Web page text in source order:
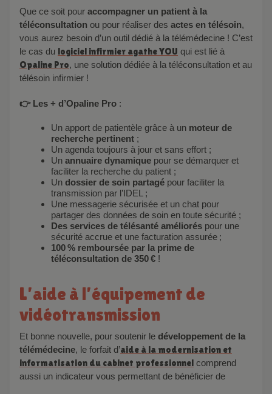
Que ce soit pour accompagner un patient à la
téléconsultation ou pour réaliser des actes en télésoin,
vous aurez besoin d’un outil dédié à la télémédecine ! C’est
le cas du logiciel infirmier agathe YOU qui est lié à
Opaline Pro, une solution dédiée à la téléconsultation et au
télésoin infirmier !
👉 Les + d’Opaline Pro :
Un apport de patientèle grâce à un moteur de
recherche pertinent ;
Un agenda toujours à jour et sans effort ;
Un annuaire dynamique pour se démarquer et
faciliter la recherche du patient ;
Un dossier de soin partagé pour faciliter la
transmission par l’IDEL ;
Une messagerie sécurisée et un chat pour
partager des données de soin en toute sécurité ;
Des services de télésanté améliorés pour une
sécurité accrue et une facturation assurée ;
100 % remboursée par la prime de
téléconsultation de 350 € !
L’aide à l’équipement de
vidéotransmission
Et bonne nouvelle, pour soutenir le développement de la
télémédecine, le forfait d’aide à la modernisation et
informatisation du cabinet professionnel comprend
aussi un indicateur vous permettant de bénéficier de